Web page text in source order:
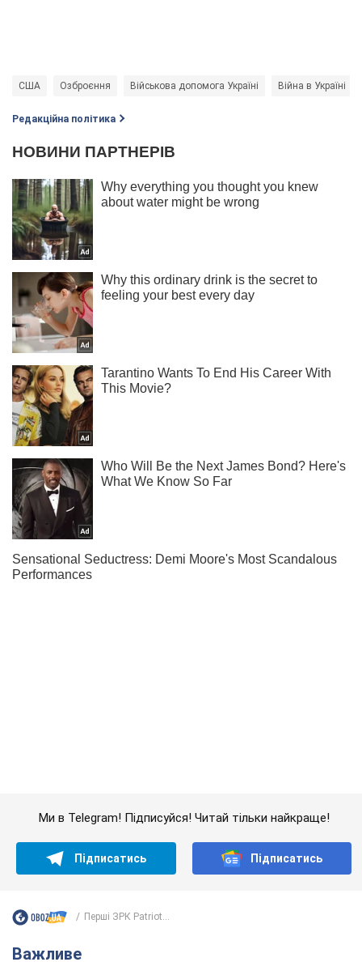
США Озброєння Військова допомога Україні Війна в Україні
Редакційна політика
Банки "готуються" до нового курсу долара: